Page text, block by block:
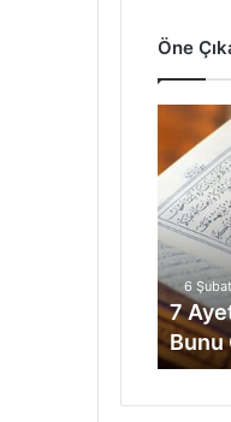
Öne
y
t
V
d
ı
r
6
7
Bunu